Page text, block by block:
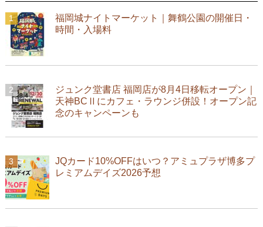
福岡城ナイトマーケット｜舞鶴公園の開催日・
時間・入場料
ジュンク堂書店 福岡店が8月4日移転オープン｜
天神BCⅡにカフェ・ラウンジ併設！オープン記
念のキャンペーンも
JQカード10%OFFはいつ？アミュプラザ博多プ
レミアムデイズ2026予想